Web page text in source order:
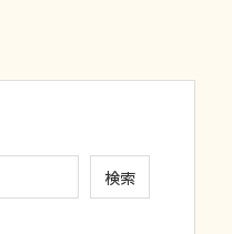
検索